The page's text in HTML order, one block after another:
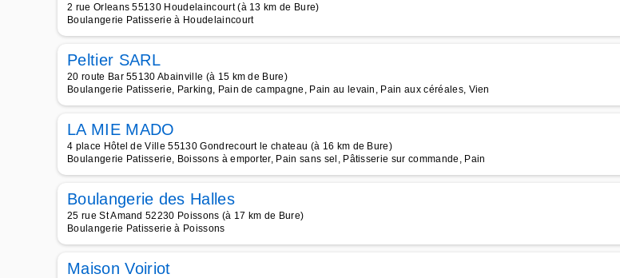
2 rue Orleans 55130 Houdelaincourt (à 13 km de Bure)
Boulangerie Patisserie à Houdelaincourt
Peltier SARL
20 route Bar 55130 Abainville (à 15 km de Bure)
Boulangerie Patisserie, Parking, Pain de campagne, Pain au levain, Pain aux céréales, Vien
LA MIE MADO
4 place Hôtel de Ville 55130 Gondrecourt le chateau (à 16 km de Bure)
Boulangerie Patisserie, Boissons à emporter, Pain sans sel, Pâtisserie sur commande, Pain
Boulangerie des Halles
25 rue St Amand 52230 Poissons (à 17 km de Bure)
Boulangerie Patisserie à Poissons
Maison Voiriot